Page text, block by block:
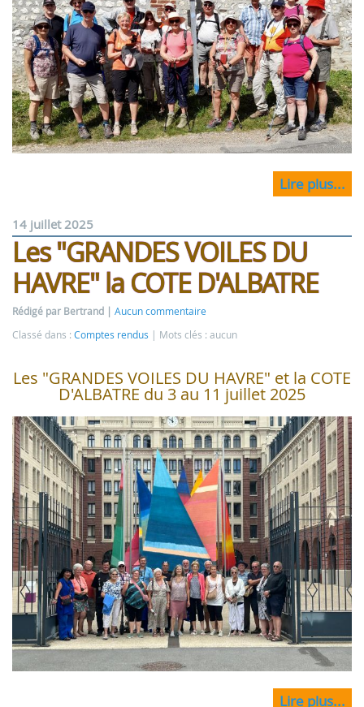
Lire plus...
14 juillet 2025
Les "GRANDES VOILES DU
HAVRE" la COTE D'ALBATRE
Rédigé par Bertrand
Aucun commentaire
Classé dans : Comptes rendus Mots clés : aucun
Les "GRANDES VOILES DU HAVRE" et la COTE
D'ALBATRE du 3 au 11 juillet 2025
Lire plus...